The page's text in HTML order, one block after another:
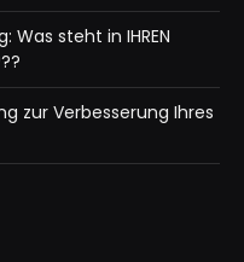
Was steht in IHREN
zur Verbesserung Ihres